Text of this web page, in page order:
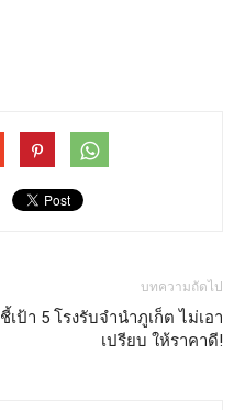
บทความถัดไป
ชี้เป้า 5 โรงรับจำนำภูเก็ต ไม่เอา
เปรียบ ให้ราคาดี!